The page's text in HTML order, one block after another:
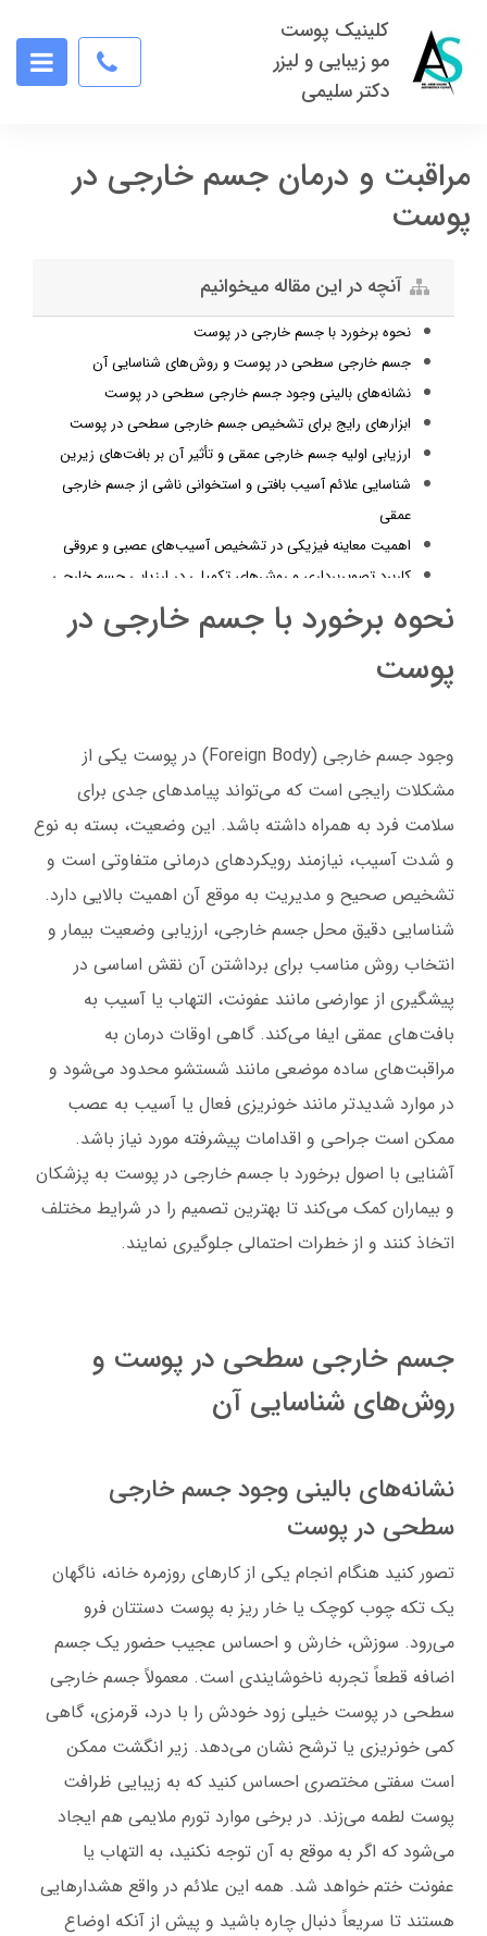
کلینیک پوست
مو زیبایی و لیزر
دکتر سلیمی
مراقبت و درمان جسم خارجی در
پوست
آنچه در این مقاله میخوانیم
نحوه برخورد با جسم خارجی در پوست
جسم خارجی سطحی در پوست و روش‌های شناسایی آن
نشانه‌های بالینی وجود جسم خارجی سطحی در پوست
ابزارهای رایج برای تشخیص جسم خارجی سطحی در پوست
ارزیابی اولیه جسم خارجی عمقی و تأثیر آن بر بافت‌های زیرین
شناسایی علائم آسیب بافتی و استخوانی ناشی از جسم خارجی
عمقی
اهمیت معاینه فیزیکی در تشخیص آسیب‌های عصبی و عروقی
کاربرد تصویربرداری و روش‌های تکمیلی در ارزیابی جسم خارجی
تصویربرداری برای تعیین محل دقیق جسم خارجی پوست و اهمیت
تصویربرداری در شناسایی اجسام خارجی پوست
راهکارهای غیرجراحی در مدیریت جسم خارجی سطحی
استفاده از ابزارهای ساده پزشکی برای خارج کردن جسم خارجی
سطحی
روش‌های خانگی ایمن برای خارج کردن اجسام خارجی سطحی
موارد نیاز به جراحی برای خارج کردن جسم خارجی عمقی
زمان مناسب برای مداخله جراحی در خارج‌سازی جسم خارجی
عمقی
عفونت و التهاب شدید به عنوان علل جراحی
عوارض باقی‌ماندن اجسام خارجی عمقی در بدن
اهمیت تشخیص و اقدام به‌موقع برای خارج کردن جسم خارجی
عمقی
اقدامات پیشگیرانه برای کاهش خطر عفونت پس از ورود جسم
خارجی
استفاده از آنتی‌سپتیک‌های مناسب
رعایت بهداشت دست‌ها و ابزار
کنترل و پایش نشانه‌های عفونت
نحوه برخورد با جسم خارجی در
پوست
وجود جسم خارجی (Foreign Body) در پوست یکی از
مشکلات رایجی است که می‌تواند پیامدهای جدی برای
سلامت فرد به همراه داشته باشد. این وضعیت، بسته به نوع
و شدت آسیب، نیازمند رویکردهای درمانی متفاوتی است و
تشخیص صحیح و مدیریت به موقع آن اهمیت بالایی دارد.
شناسایی دقیق محل جسم خارجی، ارزیابی وضعیت بیمار و
انتخاب روش مناسب برای برداشتن آن نقش اساسی در
پیشگیری از عوارضی مانند عفونت، التهاب یا آسیب به
بافت‌های عمقی ایفا می‌کند. گاهی اوقات درمان به
مراقبت‌های ساده موضعی مانند شستشو محدود می‌شود و
در موارد شدیدتر مانند خونریزی فعال یا آسیب به عصب
ممکن است جراحی و اقدامات پیشرفته مورد نیاز باشد.
آشنایی با اصول برخورد با جسم خارجی در پوست به پزشکان
و بیماران کمک می‌کند تا بهترین تصمیم را در شرایط مختلف
اتخاذ کنند و از خطرات احتمالی جلوگیری نمایند.
جسم خارجی سطحی در پوست و
روش‌های شناسایی آن
نشانه‌های بالینی وجود جسم خارجی
سطحی در پوست
تصور کنید هنگام انجام یکی از کارهای روزمره خانه، ناگهان
یک تکه چوب کوچک یا خار ریز به پوست دستتان فرو
می‌رود. سوزش، خارش و احساس عجیب حضور یک جسم
اضافه قطعاً تجربه ناخوشایندی است. معمولاً جسم خارجی
سطحی در پوست خیلی زود خودش را با درد، قرمزی، گاهی
کمی خونریزی یا ترشح نشان می‌دهد. زیر انگشت ممکن
است سفتی مختصری احساس کنید که به زیبایی ظرافت
پوست لطمه می‌زند. در برخی موارد تورم ملایمی هم ایجاد
می‌شود که اگر به موقع به آن توجه نکنید، به التهاب یا
عفونت ختم خواهد شد. همه این علائم در واقع هشدارهایی
هستند تا سریعاً دنبال چاره باشید و پیش از آنکه اوضاع